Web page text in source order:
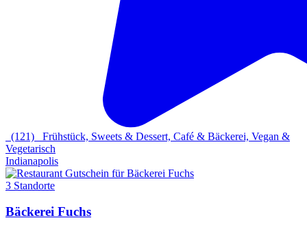
(121) Frühstück, Sweets & Dessert, Café & Bäckerei, Vegan &
Vegetarisch
Indianapolis
3 Standorte
Bäckerei Fuchs